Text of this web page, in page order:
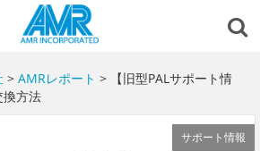
> AMRレポート > 【旧型PALサポート情
換方法
サポート情報